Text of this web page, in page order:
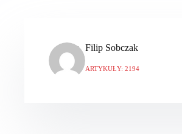
Filip Sobczak
ARTYKUŁY: 2194